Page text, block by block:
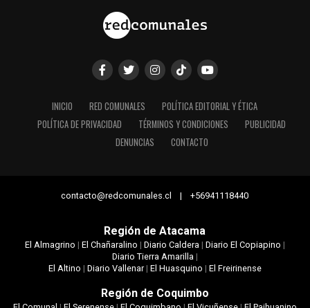
INICIO RED COMUNALES
POLÍTICA EDITORIAL Y ÉTICA
POLÍTICA DE PRIVACIDAD
TÉRMINOS Y CONDICIONES
PUBLICIDAD
DENUNCIAS
CONTACTO
contacto@redcomunales.cl | +56941118440
Región de Atacama
El Almagrino | El Chañaralino | Diario Caldera| Diario El Copiapino |
Diario Tierra Amarilla|
El Altino | Diario Vallenar| El Huasquino | El Freirinense
Región de Coquimbo